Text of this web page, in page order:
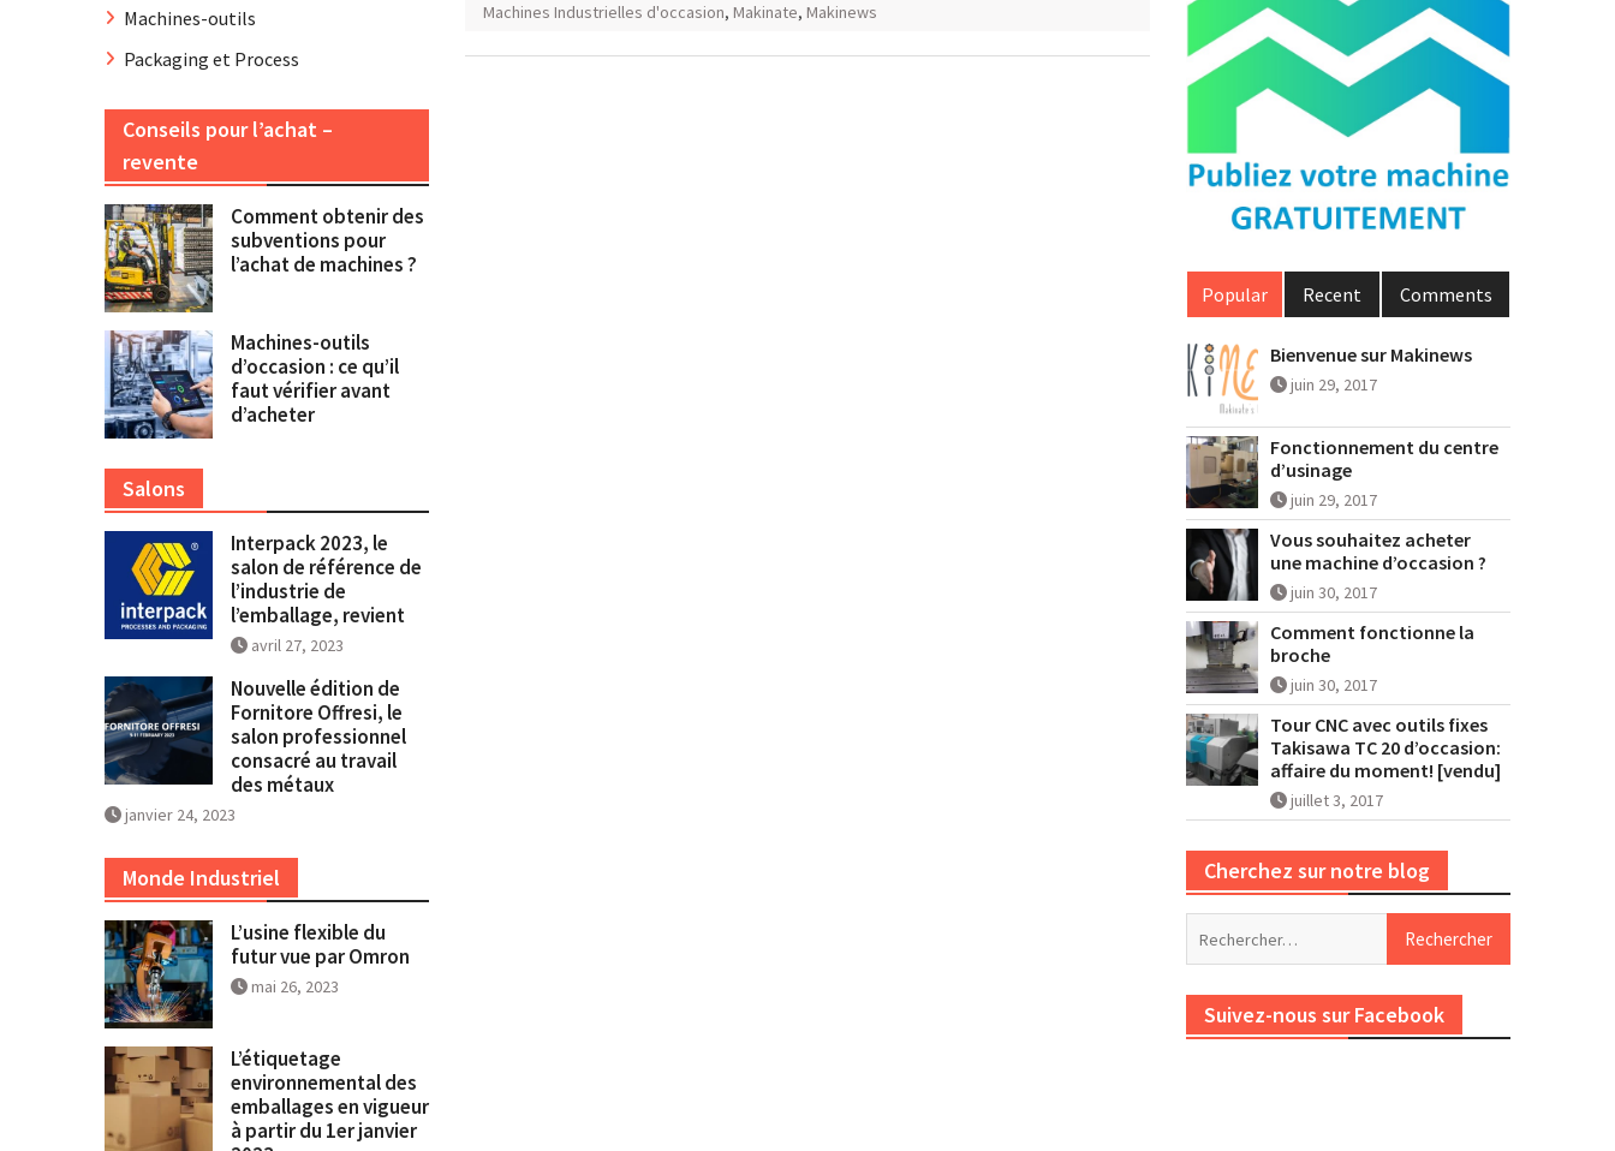
Machines Industrielles d'occasion, Makinate, Makinews
Popular Recent Comments
Bienvenue sur Makinews
juin 29, 2017
Fonctionnement du centre
d’usinage
juin 29, 2017
Vous souhaitez acheter
une machine d’occasion ?
juin 30, 2017
Comment fonctionne la
broche
juin 30, 2017
Tour CNC avec outils fixes
Takisawa TC 20 d’occasion:
affaire du moment! [vendu]
juillet 3, 2017
Cherchez sur notre blog
Suivez-nous sur Facebook
Machines-outils
Packaging et Process
Conseils pour l’achat –
revente
Comment obtenir des
subventions pour
l’achat de machines ?
Machines-outils
d’occasion : ce qu’il
faut vérifier avant
d’acheter
Salons
Interpack 2023, le
salon de référence de
l’industrie de
l’emballage, revient
avril 27, 2023
Nouvelle édition de
Fornitore Offresi, le
salon professionnel
consacré au travail
des métaux
janvier 24, 2023
Monde Industriel
L’usine flexible du
futur vue par Omron
mai 26, 2023
L’étiquetage
environnemental des
emballages en vigueur
à partir du 1er janvier